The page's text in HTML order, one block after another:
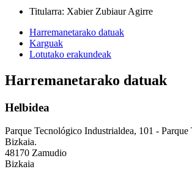
Titularra: Xabier Zubiaur Agirre
Harremanetarako datuak
Karguak
Lotutako erakundeak
Harremanetarako datuak
Helbidea
Parque Tecnológico Industrialdea, 101 - Parque
Bizkaia.
48170 Zamudio
Bizkaia